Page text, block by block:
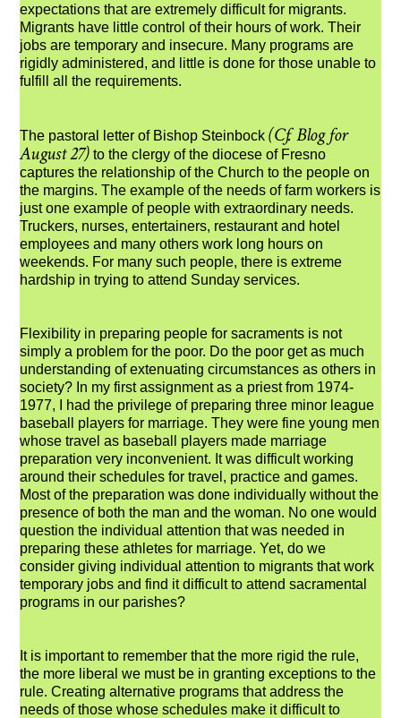
expectations that are extremely difficult for migrants.
Migrants have little control of their hours of work. Their
jobs are temporary and insecure. Many programs are
rigidly administered, and little is done for those unable to
fulfill all the requirements.
The pastoral letter of Bishop Steinbock(Cf. Blog for
August 27) to the clergy of the diocese of Fresno
captures the relationship of the Church to the people on
the margins. The example of the needs of farm workers is
just one example of people with extraordinary needs.
Truckers, nurses, entertainers, restaurant and hotel
employees and many others work long hours on
weekends. For many such people, there is extreme
hardship in trying to attend Sunday services.
Flexibility in preparing people for sacraments is not
simply a problem for the poor. Do the poor get as much
understanding of extenuating circumstances as others in
society? In my first assignment as a priest from 1974-
1977, I had the privilege of preparing three minor league
baseball players for marriage. They were fine young men
whose travel as baseball players made marriage
preparation very inconvenient. It was difficult working
around their schedules for travel, practice and games.
Most of the preparation was done individually without the
presence of both the man and the woman. No one would
question the individual attention that was needed in
preparing these athletes for marriage. Yet, do we
consider giving individual attention to migrants that work
temporary jobs and find it difficult to attend sacramental
programs in our parishes?
It is important to remember that the more rigid the rule,
the more liberal we must be in granting exceptions to the
rule. Creating alternative programs that address the
needs of those whose schedules make it difficult to